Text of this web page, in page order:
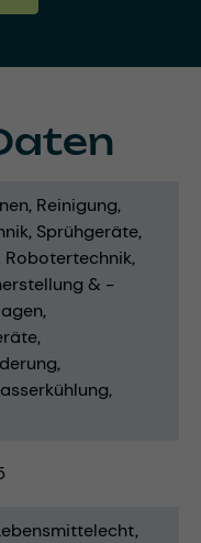
Reinigung
Sprühgeräte
& -